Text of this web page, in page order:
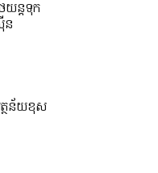
យន្តទុក
ន
ត្ថន័យខុស